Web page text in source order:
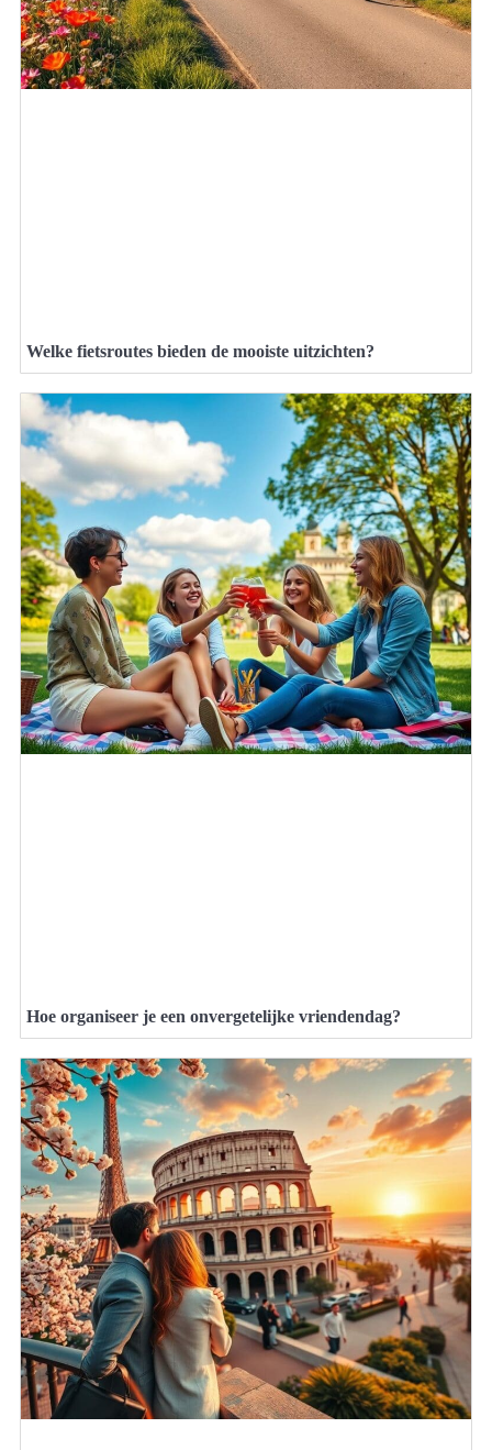
Welke fietsroutes bieden de mooiste uitzichten?
Hoe organiseer je een onvergetelijke vriendendag?